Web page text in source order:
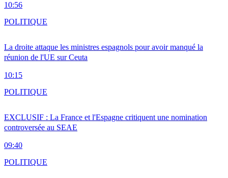
10:56
La droite attaque les ministres espagnols pour avoir manqué la
réunion de l'UE sur Ceuta
10:15
POLITIQUE
EXCLUSIF : La France et l'Espagne critiquent une nomination
controversée au SEAE
09:40
POLITIQUE
POLITIQUE